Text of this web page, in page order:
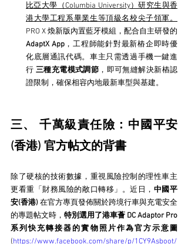
比亞大學（Columbia University）研究生與香
港大學工程系畢業生等頂級名校尖子領軍。
AdaptX App，工程師能針對最新樁企即時優
化底層通訊代碼。車主只需透過手機一鍵進
行 三種充電模式調節 ，即可無縫解決新樁認
證限制，確保相容內地最新車型與基建。
三、 千萬級責任險：中國平安
(香港) 官方帖文的背書
除了硬核的技術數據，重視風險控制的理性車主
更看重「財務風險的敞口轉移」。近日， 中國平
安(香港) 在官方專頁發佈關於跨境行車與充電安全
的專題帖文時， 特別選用了港車薈 DC Adaptor Pro
(https://www.facebook.com/share/p/1CY9Asboot/